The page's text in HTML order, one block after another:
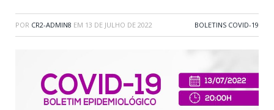
POR CR2-ADMIN8 EM 13 DE JULHO DE 2022 BOLETINS COVID-19